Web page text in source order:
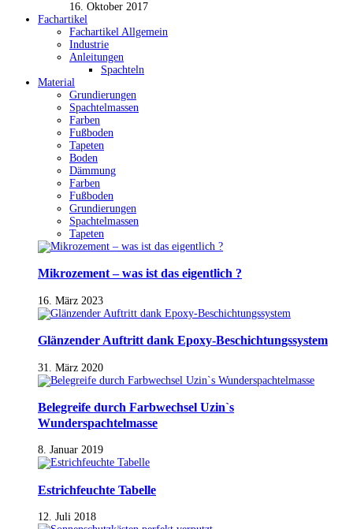
16. Oktober 2017
Fachartikel
Fachartikel Allgemein
Industrie
Anleitungen
Spachteln
Material
Grundierungen
Spachtelmassen
Farben
Fußboden
Tapeten
Boden
Dämmung
Farben
Fußboden
Grundierungen
Spachtelmassen
Tapeten
Mikrozement – was ist das eigentlich ?
16. März 2023
Glänzender Auftritt dank Epoxy-Beschichtungssystem
31. März 2020
Belegreife durch Farbwechsel Uzin`s
Wunderspachtelmasse
8. Januar 2019
Estrichfeuchte Tabelle
12. Juli 2018